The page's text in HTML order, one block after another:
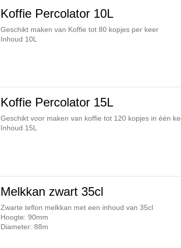
Koffie Percolator 10L
Geschikt maken van Koffie tot 80 kopjes per keer
Inhoud 10L
Koffie Percolator 15L
Geschikt voor maken van koffie tot 120 kopjes in één
Inhoud 15L
Melkkan zwart 35cl
Zwarte teflon melkkan met een inhoud van 35cl
Hoogte: 90mm
Diameter: 88m